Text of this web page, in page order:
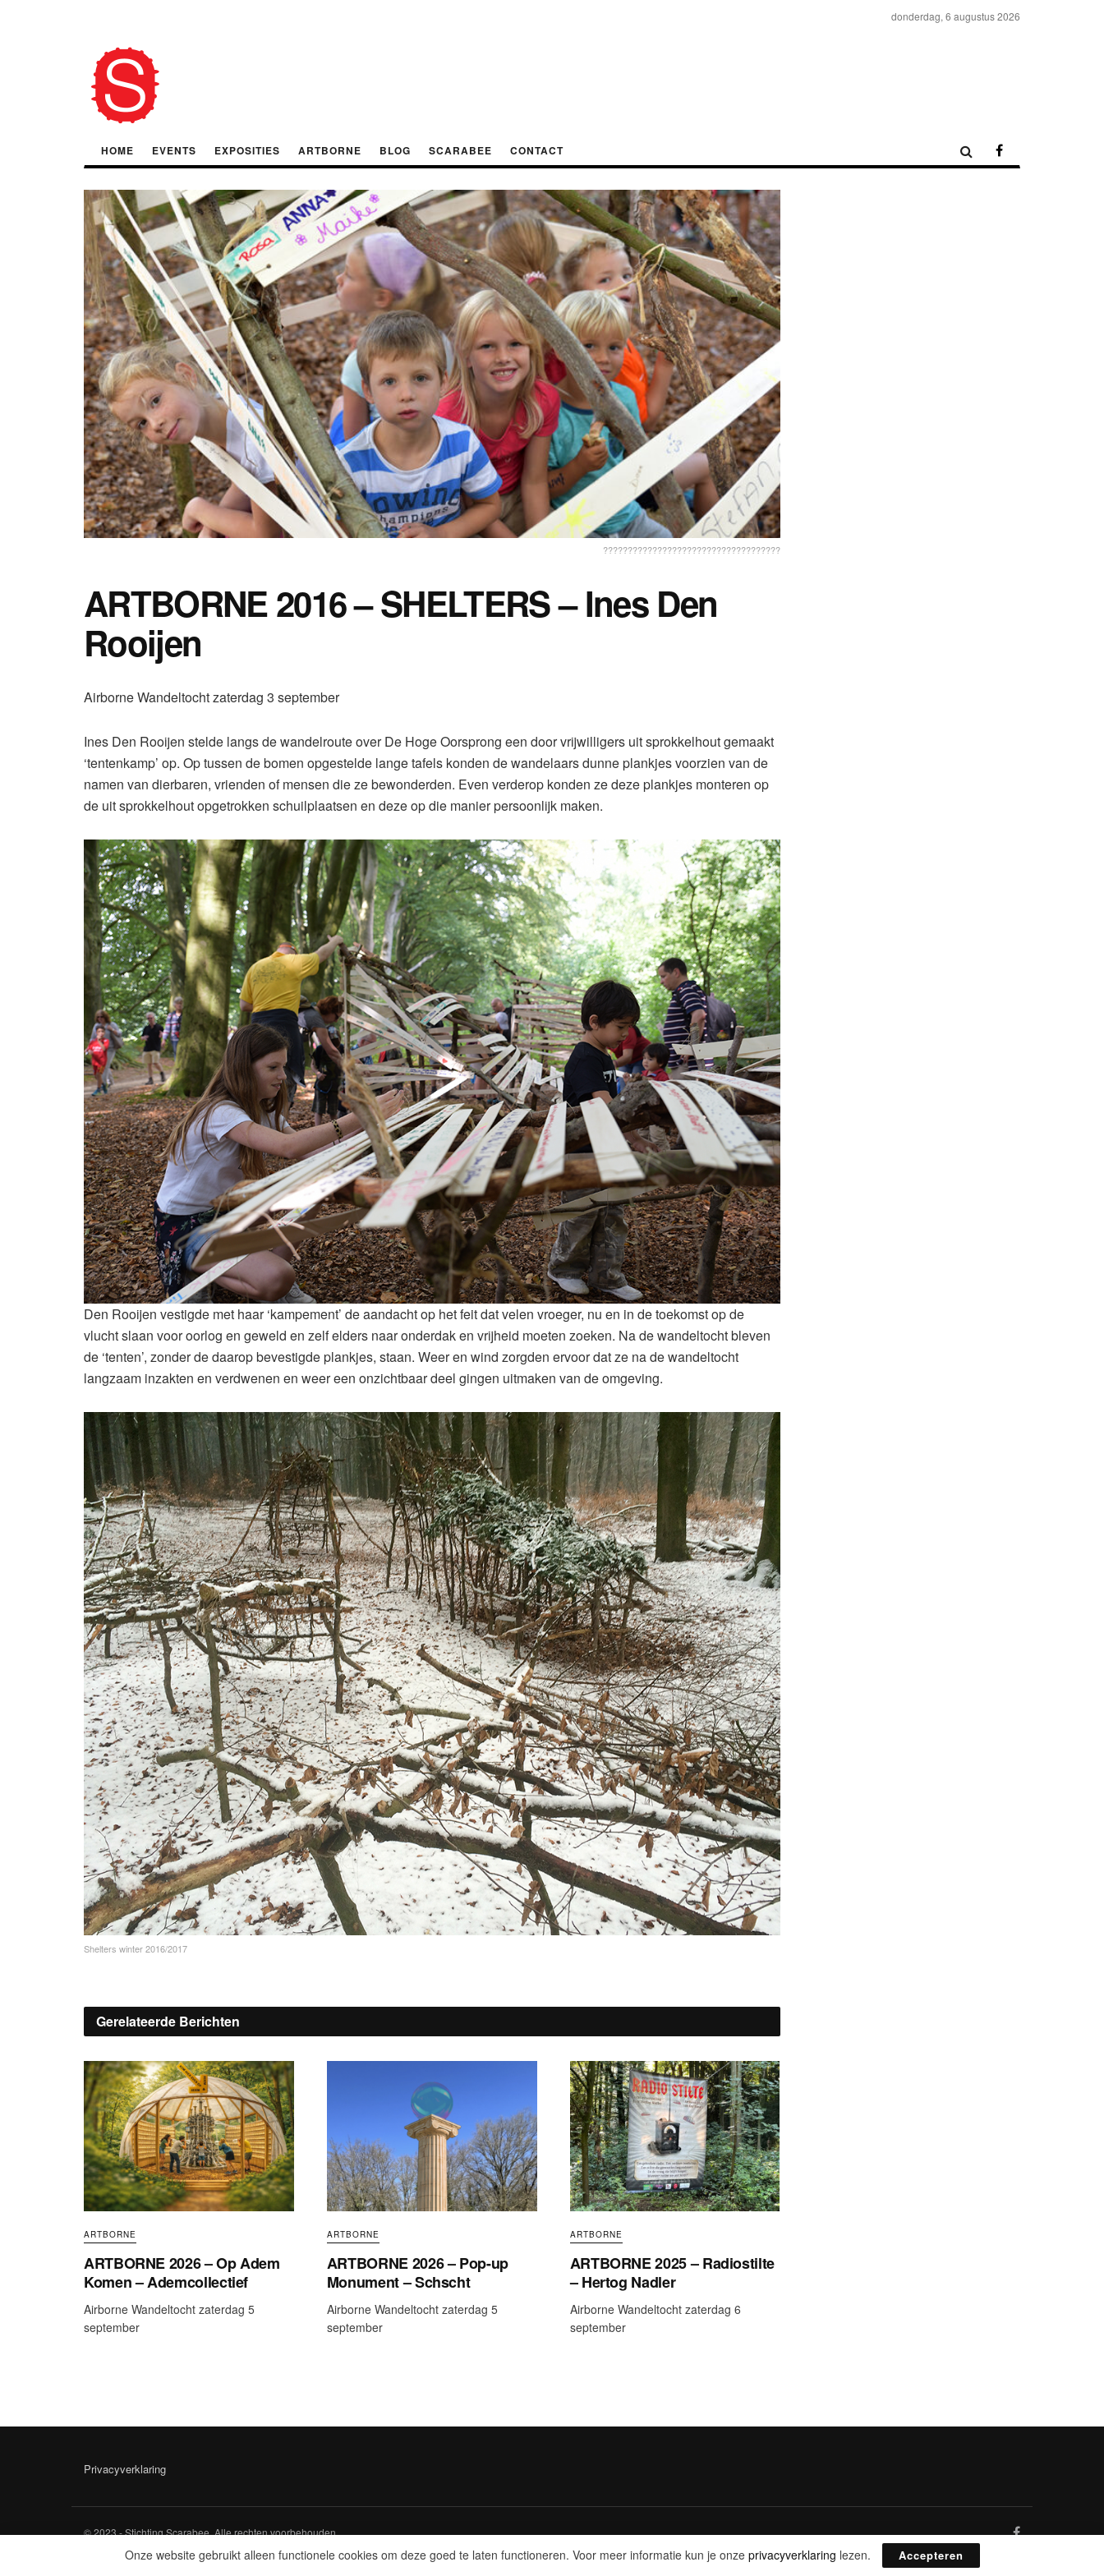
donderdag, 6 augustus 2026
HOME EVENTS EXPOSITIES ARTBORNE BLOG SCARABEE CONTACT
????????????????????????????????????
ARTBORNE 2016 – SHELTERS – Ines Den
Rooijen
Airborne Wandeltocht zaterdag 3 september
Ines Den Rooijen stelde langs de wandelroute over De Hoge Oorsprong een door vrijwilligers uit sprokkelhout gemaakt
‘tentenkamp’ op. Op tussen de bomen opgestelde lange tafels konden de wandelaars dunne plankjes voorzien van de
namen van dierbaren, vrienden of mensen die ze bewonderden. Even verderop konden ze deze plankjes monteren op
de uit sprokkelhout opgetrokken schuilplaatsen en deze op die manier persoonlijk maken.
Den Rooijen vestigde met haar ‘kampement’ de aandacht op het feit dat velen vroeger, nu en in de toekomst op de
vlucht slaan voor oorlog en geweld en zelf elders naar onderdak en vrijheid moeten zoeken. Na de wandeltocht bleven
de ‘tenten’, zonder de daarop bevestigde plankjes, staan. Weer en wind zorgden ervoor dat ze na de wandeltocht
langzaam inzakten en verdwenen en weer een onzichtbaar deel gingen uitmaken van de omgeving.
Shelters winter 2016/2017
Gerelateerde Berichten
ARTBORNE
ARTBORNE 2026 – Op Adem
Komen – Ademcollectief
Airborne Wandeltocht zaterdag 5
september
ARTBORNE
ARTBORNE 2026 – Pop-up
Monument – Schscht
Airborne Wandeltocht zaterdag 5
september
ARTBORNE
ARTBORNE 2025 – Radiostilte
– Hertog Nadler
Airborne Wandeltocht zaterdag 6
september
Privacyverklaring
© 2023 - Stichting Scarabee. Alle rechten voorbehouden.
Onze website gebruikt alleen functionele cookies om deze goed te laten functioneren. Voor meer informatie kun je onze privacyverklaring lezen. Accepteren